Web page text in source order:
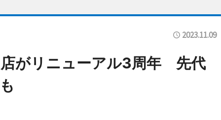
2023.11.09
がリニューアル3周年 先代